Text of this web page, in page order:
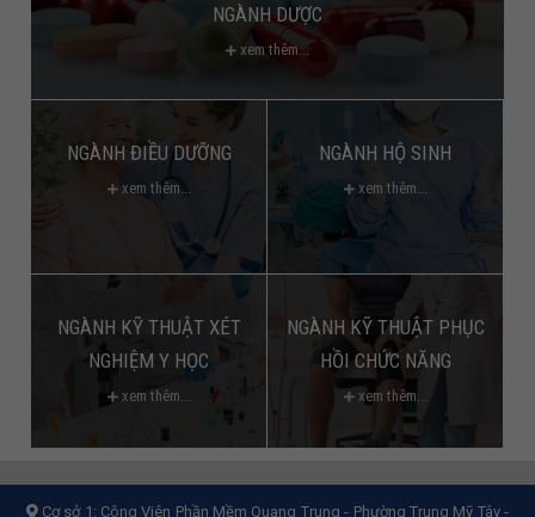
NGÀNH DƯỢC
xem thêm...
NGÀNH ĐIỀU DƯỠNG
xem thêm...
NGÀNH HỘ SINH
xem thêm...
NGÀNH KỸ THUẬT XÉT
NGHIỆM Y HỌC
xem thêm...
NGÀNH KỸ THUẬT PHỤC
HỒI CHỨC NĂNG
xem thêm...
Cơ sở 1: Công Viên Phần Mềm Quang Trung - Phường Trung Mỹ Tây -